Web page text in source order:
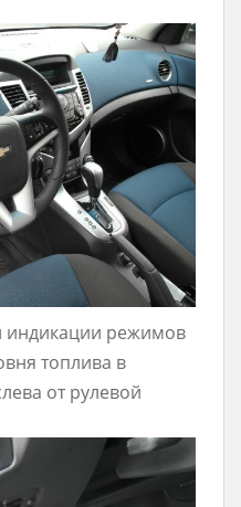
индикации режимов
топлива в
от рулевой